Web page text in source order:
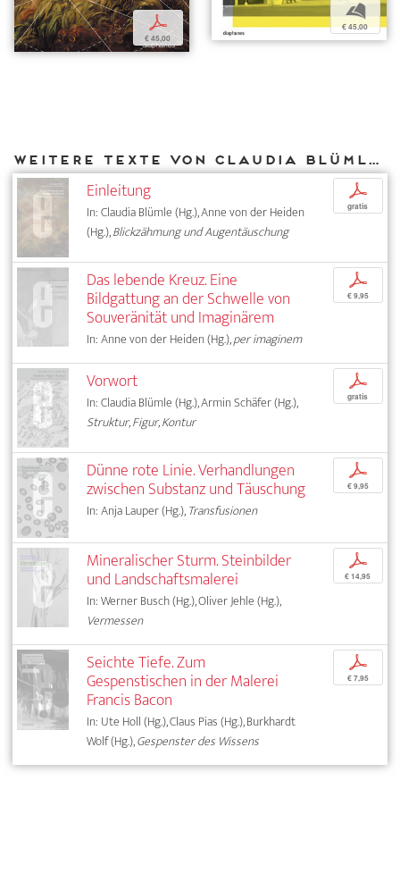
p
€ 45,00
b
€ 45,00
Weitere Texte von Claudia Blümle bei DIAPHANES
Einleitung
In: Claudia Blümle (Hg.), Anne von der Heiden
(Hg.),Blickzähmung und Augentäuschung
p
gratis
Das lebende Kreuz. Eine
Bildgattung an der Schwelle von
Souveränität und Imaginärem
In: Anne von der Heiden (Hg.),per imaginem
p
€ 9,95
Vorwort
In: Claudia Blümle (Hg.), Armin Schäfer (Hg.),
Struktur, Figur, Kontur
p
gratis
Dünne rote Linie. Verhandlungen
zwischen Substanz und Täuschung
In: Anja Lauper (Hg.),Transfusionen
p
€ 9,95
Mineralischer Sturm. Steinbilder
und Landschaftsmalerei
In: Werner Busch (Hg.), Oliver Jehle (Hg.),
Vermessen
p
€ 14,95
Seichte Tiefe. Zum
Gespenstischen in der Malerei
Francis Bacon
In: Ute Holl (Hg.), Claus Pias (Hg.), Burkhardt
Wolf (Hg.),Gespenster des Wissens
p
€ 7,95